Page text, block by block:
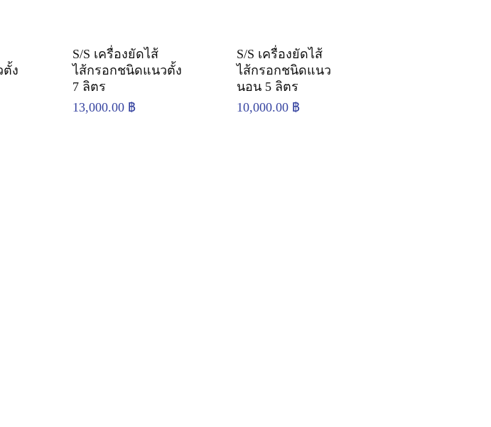
ง
S/S เครื่องยัดไส้
ไส้กรอกชนิดแนวตั้ง
7 ลิตร
13,000.00 ฿
S/S เครื่องยัดไส้
ไส้กรอกชนิดแนว
นอน 5 ลิตร
10,000.00 ฿